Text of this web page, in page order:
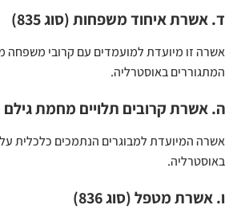
ד. אשרת איחוד משפחות (סוג 835)
אשרה זו מיועדת למועמדים עם קרובי משפחה
המתגוררים באוסטרליה.
ה. אשרת קרובים תלויים מחמת גילם
אשרה המיועדת למבוגרים הנתמכים כלכלית
באוסטרליה.
ו. אשרת מטפל (סוג 836)